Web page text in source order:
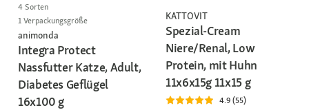
4 Sorten
1 Verpackungsgröße
animonda
Integra Protect
Nassfutter Katze, Adult,
Diabetes Geflügel
16x100 g
KATTOVIT
Spezial-Cream
Niere/Renal, Low
Protein, mit Huhn
11x6x15g 11x15 g
4.9 (55)